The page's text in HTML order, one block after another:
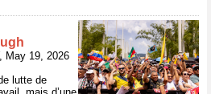
May 19, 2026
lutte de